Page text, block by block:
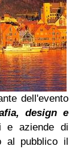
dell'evento
design e
e aziende di
al pubblico il